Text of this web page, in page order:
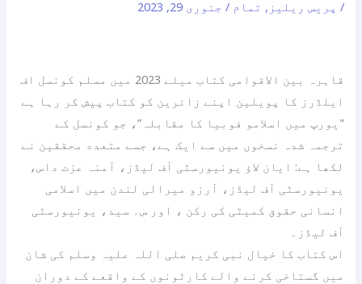
/ پریس ریلیز , تمام / جنوری 29, 2023
قاہرہ بین الاقوامی کتاب میلے 2023 میں مسلم کونسل اف
ایلڈرز کا پویلین اپنے زائرین کو کتاب پیش کر رہا ہے
"یورپ میں اسلامو فوبیا کا مقابلہ”، جو کونسل کے
ترجمہ شدہ نسخوں میں سے ایک ہے، جسے متعدد محققین نے
لکھا ہے: ایان لاؤ یونیورسٹی آف لیڈز، آمنہ عزت داس،
یونیورسٹی آف لیڈز، آرزو میرالی لندن میں اسلامی
انسانی حقوق کمیٹی کی رکن ، اور س۔ سید، یونیورسٹی
آف لیڈز۔
اس کتاب کا خیال نبی کریم صلی اللہ علیہ وسلم کی شان
میں گستاخی کرنے والے کارٹونوں کے واقعے کے دوران